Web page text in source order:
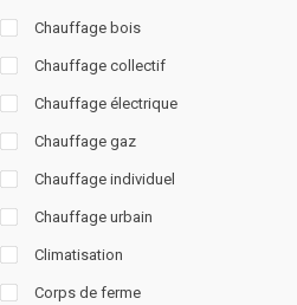
Chauffage bois
Chauffage collectif
Chauffage électrique
Chauffage gaz
Chauffage individuel
Chauffage urbain
Climatisation
Corps de ferme